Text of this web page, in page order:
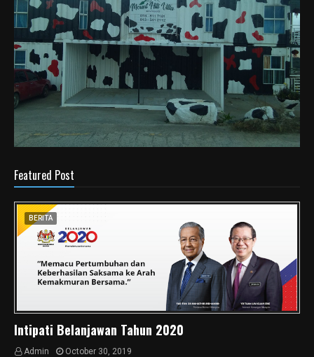
Featured Post
BERITA
Intipati Belanjawan Tahun 2020
Admin
October 30, 2019